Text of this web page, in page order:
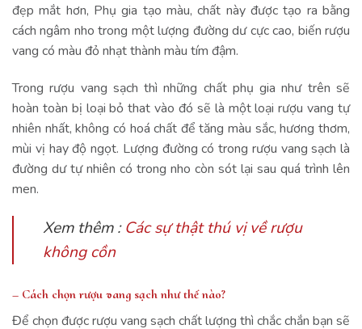
đẹp mắt hơn, Phụ gia tạo màu, chất này được tạo ra bằng
cách ngâm nho trong một lượng đường dư cực cao, biến rượu
vang có màu đỏ nhạt thành màu tím đậm.
Trong rượu vang sạch thì những chất phụ gia như trên sẽ
hoàn toàn bị loại bỏ that vào đó sẽ là một loại rượu vang tự
nhiên nhất, không có hoá chất để tăng màu sắc, hương thơm,
mùi vị hay độ ngọt. Lượng đường có trong rượu vang sạch là
đường dư tự nhiên có trong nho còn sót lại sau quá trình lên
men.
Xem thêm :Các sự thật thú vị về rượu
không cồn
– Cách chọn rượu vang sạch như thế nào?
Để chọn được rượu vang sạch chất lượng thì chắc chắn bạn sẽ